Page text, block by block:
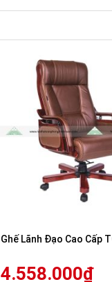
Ghế Lãnh Đạo Cao Cấp
4.558.000₫